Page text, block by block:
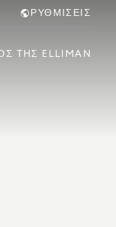
ΡΥΘΜΊΣΕΙΣ
ΤΗΣ ELLIMAN